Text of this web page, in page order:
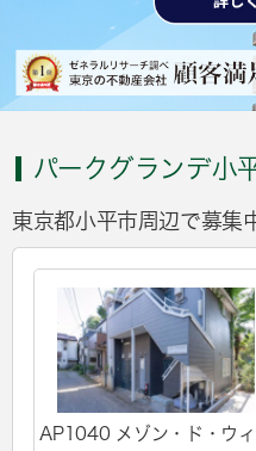
パークグランデ小
東京都小平市周辺で募集
AP1040 メゾン・ド・ウィ